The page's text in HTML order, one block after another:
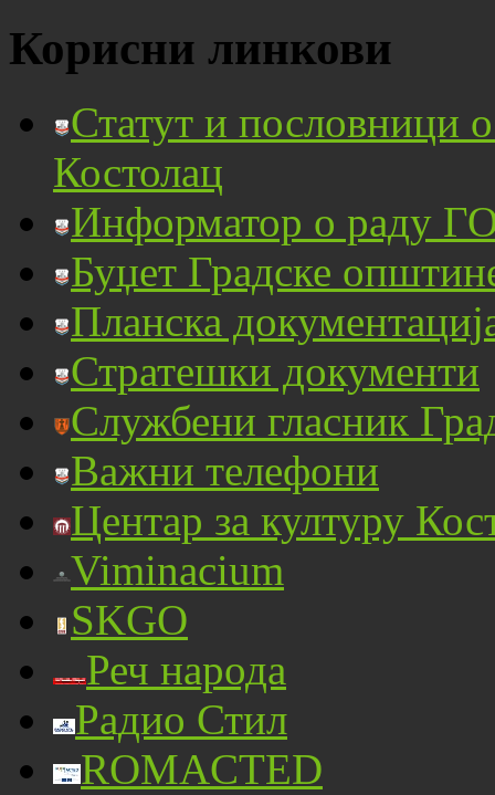
Корисни линкови
Статут и пословници
Костолац
Информатор о раду
Буџет Градске
Планска
Стратешки документи
Службени гласник
Важни телефони
Центар за културу
Viminacium
SKGO
Реч народа
Радио Стил
ROMACTED